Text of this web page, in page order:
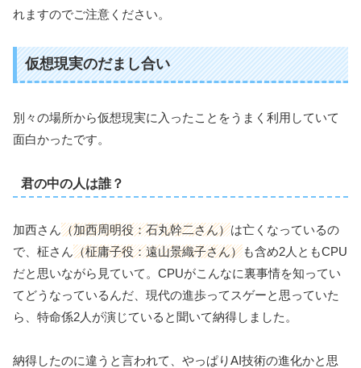
れますのでご注意ください。
仮想現実のだまし合い
別々の場所から仮想現実に入ったことをうまく利用していて
面白かったです。
君の中の人は誰？
加西さん（加西周明役：石丸幹二さん）は亡くなっているの
で、柾さん（柾庸子役：遠山景織子さん）も含め2人ともCPU
だと思いながら見ていて。CPUがこんなに裏事情を知ってい
てどうなっているんだ、現代の進歩ってスゲーと思っていた
ら、特命係2人が演じていると聞いて納得しました。
納得したのに違うと言われて、やっぱりAI技術の進化かと思